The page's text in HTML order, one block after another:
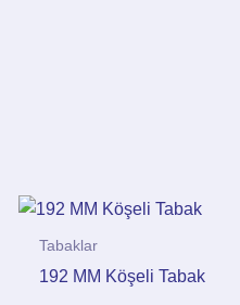
Tabaklar
192 MM Köşeli Tabak